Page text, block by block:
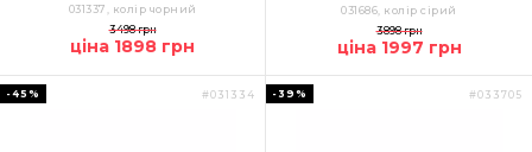
031337, колір чорний
3498 грн
ціна 1898 грн
031686, колір сірий
3898 грн
ціна 1997 грн
#031334
-45% #033705
-39%